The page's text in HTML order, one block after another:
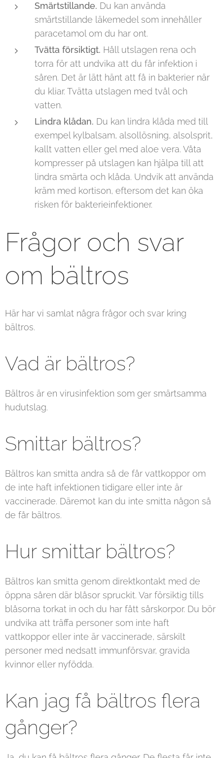
Smärtstillande. Du kan använda
smärtstillande läkemedel som innehåller
paracetamol om du har ont.
Tvätta försiktigt. Håll utslagen rena och
torra för att undvika att du får infektion i
såren. Det är lätt hänt att få in bakterier när
du kliar. Tvätta utslagen med tvål och
vatten.
Lindra klådan. Du kan lindra klåda med till
exempel kylbalsam, alsollösning, alsolsprit,
kallt vatten eller gel med aloe vera. Våta
kompresser på utslagen kan hjälpa till att
lindra smärta och klåda. Undvik att använda
kräm med kortison, eftersom det kan öka
risken för bakterieinfektioner.
Frågor och svar
om bältros
Här har vi samlat några frågor och svar kring
bältros.
Vad är bältros?
Bältros är en virusinfektion som ger smärtsamma
hudutslag.
Smittar bältros?
Bältros kan smitta andra så de får vattkoppor om
de inte haft infektionen tidigare eller inte är
vaccinerade. Däremot kan du inte smitta någon så
de får bältros.
Hur smittar bältros?
Bältros kan smitta genom direktkontakt med de
öppna såren där blåsor spruckit. Var försiktig tills
blåsorna torkat in och du har fått sårskorpor. Du bör
undvika att träffa personer som inte haft
vattkoppor eller inte är vaccinerade, särskilt
personer med nedsatt immunförsvar, gravida
kvinnor eller nyfödda.
Kan jag få bältros flera
gånger?